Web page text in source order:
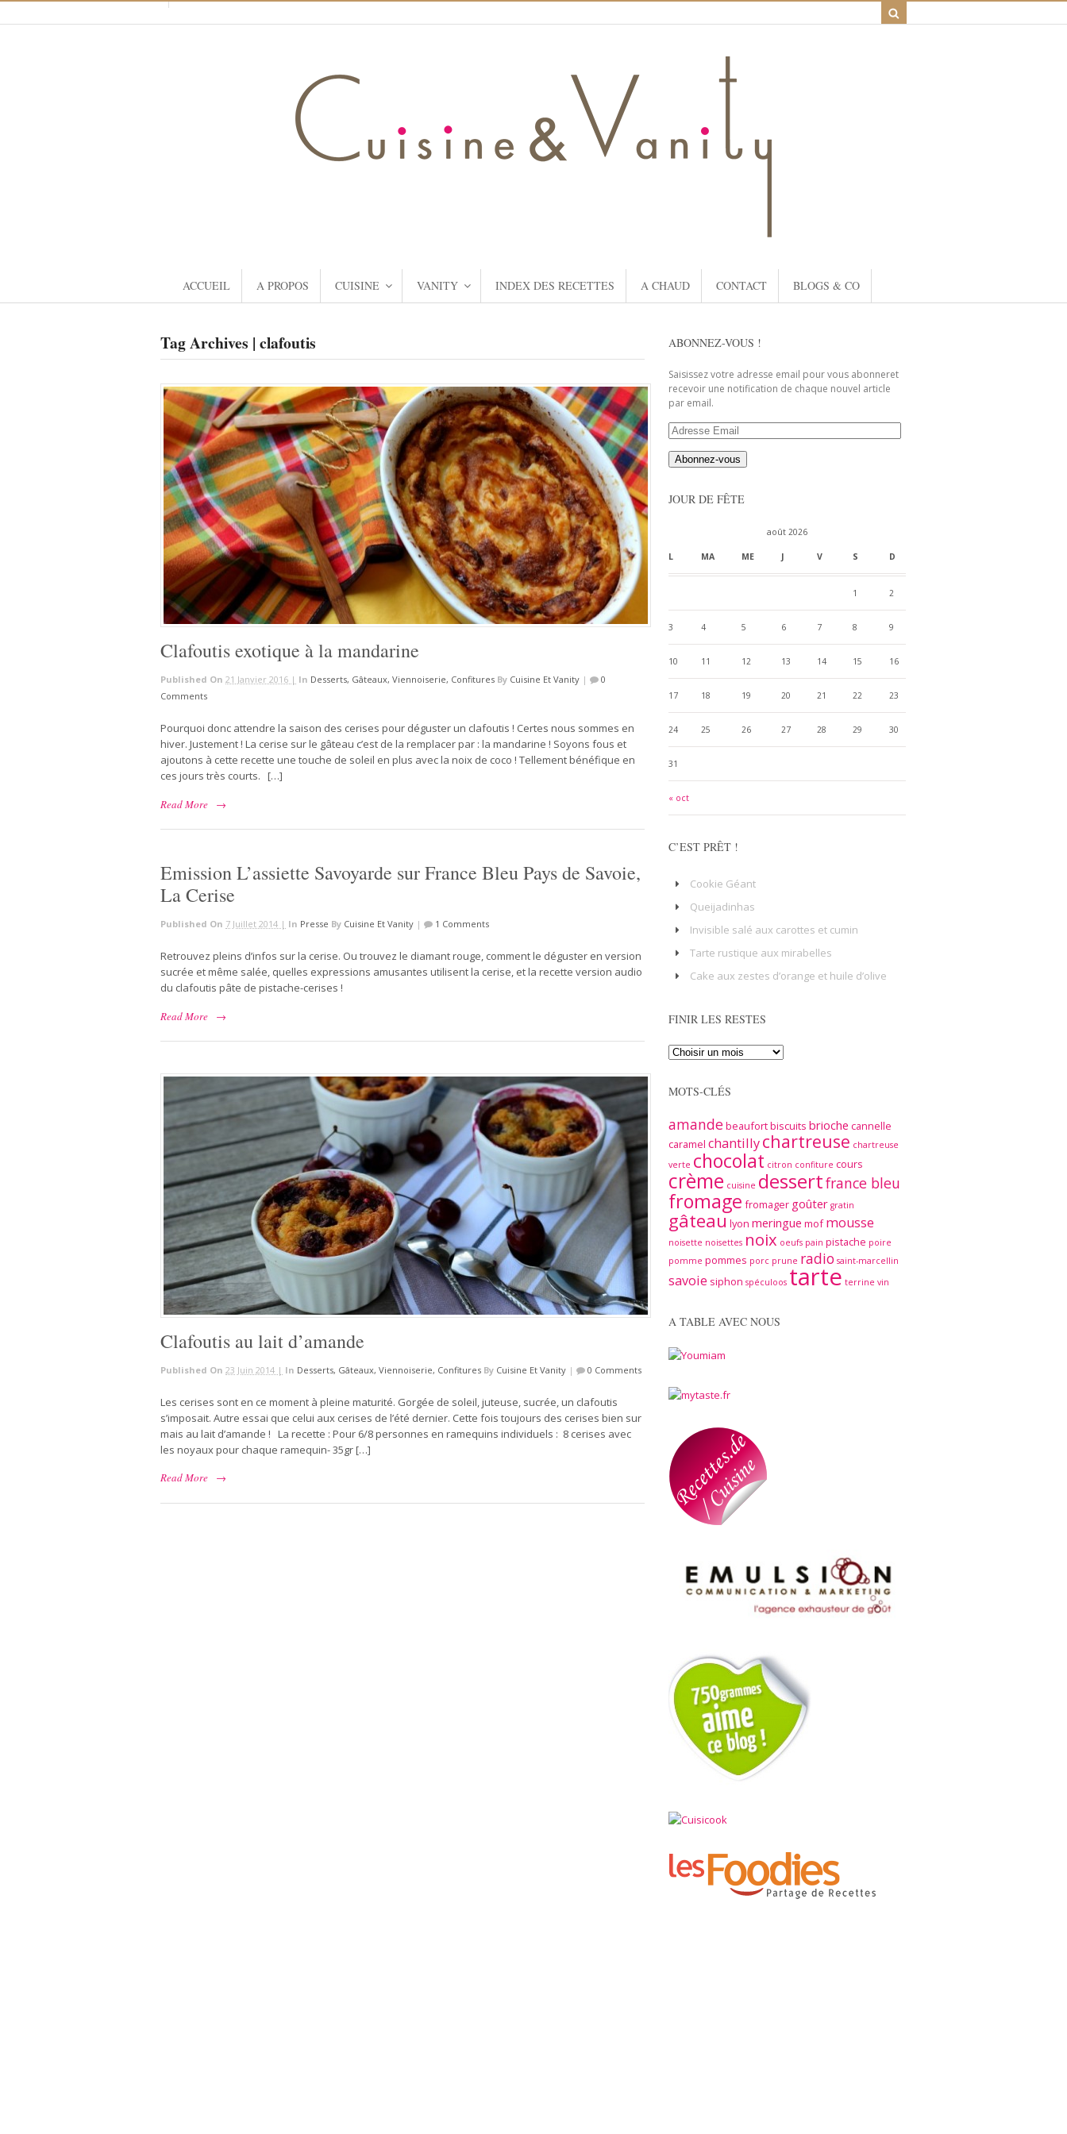
ACCUEIL A PROPOS CUISINE VANITY INDEX DES RECETTES A CHAUD CONTACT BLOGS & CO
Tag Archives | clafoutis
Clafoutis exotique à la mandarine
Published On 21 Janvier 2016 | In Desserts, Gâteaux, Viennoiserie, Confitures By Cuisine Et Vanity |
0
Comments
Pourquoi donc attendre la saison des cerises pour déguster un clafoutis ! Certes nous sommes en
hiver. Justement ! La cerise sur le gâteau c’est de la remplacer par : la mandarine ! Soyons fous et
ajoutons à cette recette une touche de soleil en plus avec la noix de coco ! Tellement bénéfique en
ces jours très courts. […]
Read More
→
Emission L’assiette Savoyarde sur France Bleu Pays de Savoie,
La Cerise
Published On 7 Juillet 2014 | In Presse By Cuisine Et Vanity | 1 Comments
Retrouvez pleins d’infos sur la cerise. Ou trouvez le diamant rouge, comment le déguster en version
sucrée et même salée, quelles expressions amusantes utilisent la cerise, et la recette version audio
du clafoutis pâte de pistache-cerises !
Read More
→
Clafoutis au lait d’amande
Published On 23 Juin 2014 | In Desserts, Gâteaux, Viennoiserie, Confitures By Cuisine Et Vanity | 0 Comments
Les cerises sont en ce moment à pleine maturité. Gorgée de soleil, juteuse, sucrée, un clafoutis
s’imposait. Autre essai que celui aux cerises de l’été dernier. Cette fois toujours des cerises bien sur
mais au lait d’amande ! La recette : Pour 6/8 personnes en ramequins individuels : 8 cerises avec
les noyaux pour chaque ramequin- 35gr […]
Read More
→
ABONNEZ-VOUS !
Saisissez votre adresse email pour vous abonneret
recevoir une notification de chaque nouvel article
par email.
Adresse
Email
JOUR DE FÊTE
août 2026
L MA ME J V S D
« oct
1 2
3 4 5 6 7 8 9
10 11 12 13 14 15 16
17 18 19 20 21 22 23
24 25 26 27 28 29 30
31
C’EST PRÊT !
Cookie Géant
Queijadinhas
Invisible salé aux carottes et cumin
Tarte rustique aux mirabelles
Cake aux zestes d’orange et huile d’olive
FINIR LES RESTES
MOTS-CLÉS
amandebeaufortbiscuits brioche cannelle
caramel chantillychartreuse chartreuse
verte chocolat citron confiture cours
crème cuisine dessertfrance bleu
fromage fromager goûter gratin
gâteaulyon meringue mof mousse
noisette noisettes noix oeufs pain pistache poire
pomme pommes porc prune radio saint-marcellin
savoie siphon spéculoos tarte terrine vin
A TABLE AVEC NOUS